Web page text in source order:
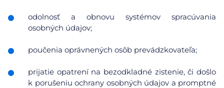
odolnosť a obnovu systémov spracúvania
osobných údajov;
poučenia oprávnených osôb prevádzkovateľa;
prijatie opatrení na bezodkladné zistenie, či došlo
k porušeniu ochrany osobných údajov a promptné